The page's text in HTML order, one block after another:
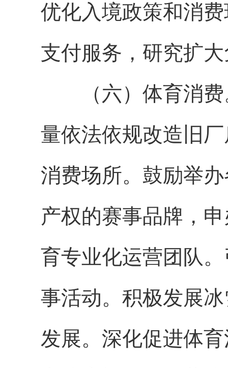
优化入境政策和消
支付服务，研究扩
（六）体育消费
量依法依规改造旧
消费场所。鼓励举
产权的赛事品牌，
育专业化运营团队
事活动。积极发展
发展。深化促进体